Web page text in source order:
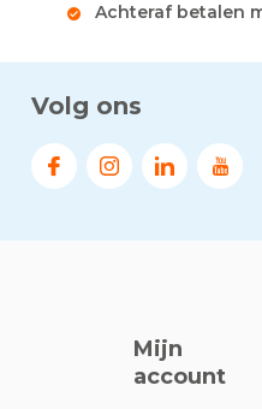
Achteraf betalen
Volg ons
Mijn
account